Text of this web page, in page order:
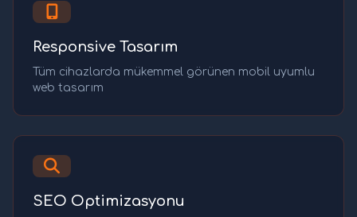
Responsive Tasarım
Tüm cihazlarda mükemmel görünen mobil uyumlu
web tasarım
SEO Optimizasyonu